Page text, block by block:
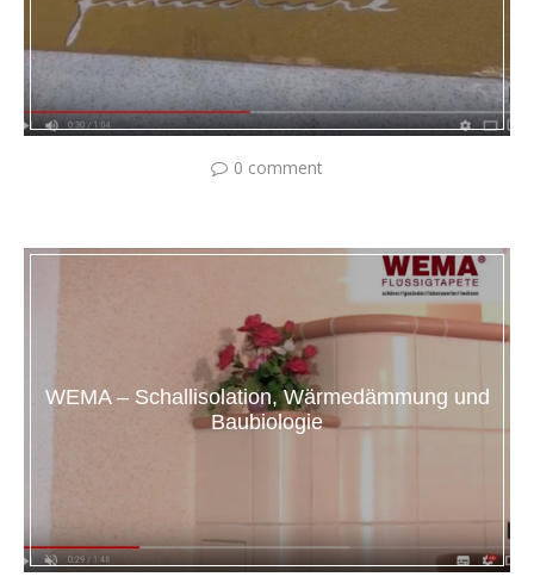
0 comment
WEMA – Schallisolation, Wärmedämmung und
Baubiologie